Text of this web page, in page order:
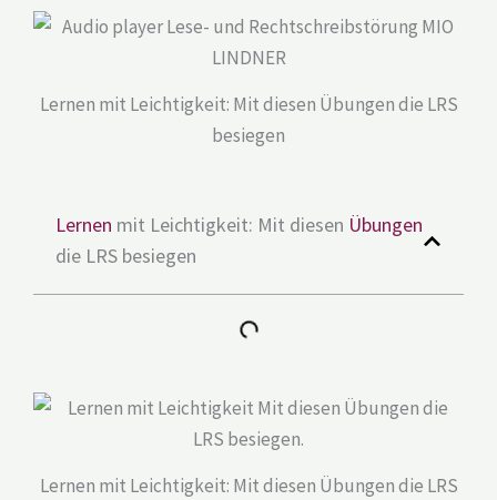
Lernen mit Leichtigkeit: Mit diesen Übungen die LRS
besiegen
Lernen mit Leichtigkeit: Mit diesen Übungen
die LRS besiegen
Lernen mit Leichtigkeit: Mit diesen Übungen die LRS